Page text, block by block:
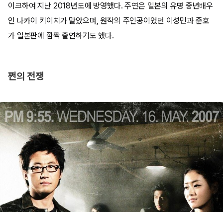
이크하여 지난 2018년도에 방영했다. 주연은 일본의 유명 중년배우
인 나카이 키이치가 맡았으며, 원작의 주인공이었던 이성민과 준호
가 일본판에 깜짝 출연하기도 했다.
쩐의 전쟁